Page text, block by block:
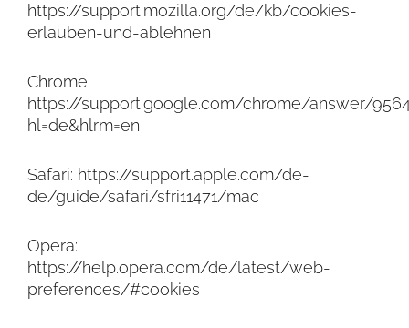
https://support.mozilla.org/de/kb/cookies-
erlauben-und-ablehnen
Chrome:
https://support.google.com/chrome/answer/
hl=de&hlrm=en
Safari: https://support.apple.com/de-
de/guide/safari/sfri11471/mac
Opera:
https://help.opera.com/de/latest/web-
preferences/#cookies